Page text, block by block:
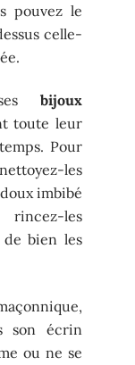
pouvez le
celle-
bijoux
toute leur
Pour
les
imbibé
rincez-les
de bien les
son écrin
ou ne se